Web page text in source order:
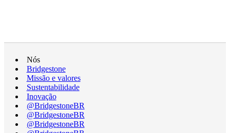
Nós
Bridgestone
Missão e valores
Sustentabilidade
Inovação
@BridgestoneBR
@BridgestoneBR
@BridgestoneBR